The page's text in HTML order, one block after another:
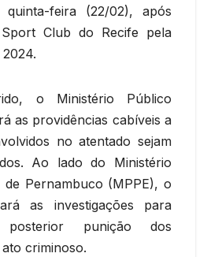
quinta-feira (22/02), após
Club do Recife pela
o Ministério Público
as providências cabíveis a
no atentado sejam
Ao lado do Ministério
de Pernambuco (MPPE), o
as investigações para
posterior punição dos
criminoso.